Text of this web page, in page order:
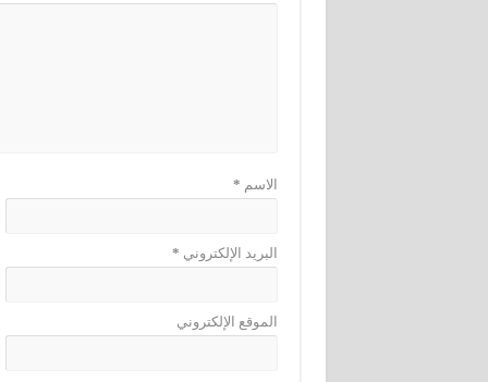
الاسم *
البريد الإلكتروني *
الموقع الإلكتروني